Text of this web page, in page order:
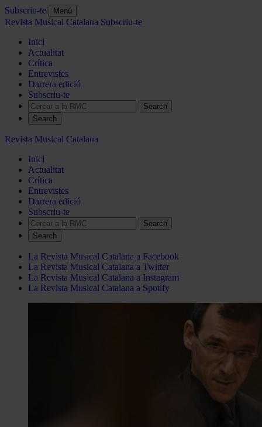
Subscriu-te Menú
Revista Musical Catalana Subscriu-te
Inici
Actualitat
Crítica
Entrevistes
Darrera edició
Subscriu-te
Search
Revista Musical Catalana
Inici
Actualitat
Crítica
Entrevistes
Darrera edició
Subscriu-te
Search
La Revista Musical Catalana a Facebook
La Revista Musical Catalana a Twitter
La Revista Musical Catalana a Instagram
La Revista Musical Catalana a Spotify